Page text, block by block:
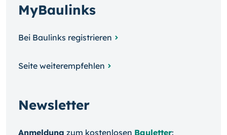
MyBaulinks
Bei Baulinks registrieren
Seite weiterempfehlen
Newsletter
Anmeldung zum kosten­losen Bauletter: